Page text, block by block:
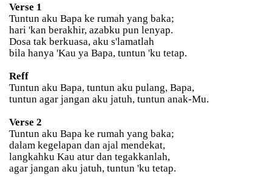
Verse 1
Tuntun aku Bapa ke rumah yang baka;
hari 'kan berakhir, azabku pun lenyap.
Dosa tak berkuasa, aku s'lamatlah
bila hanya 'Kau ya Bapa, tuntun 'ku tetap.
Reff
Tuntun aku Bapa, tuntun aku pulang, Bapa,
tuntun agar jangan aku jatuh, tuntun anak-Mu.
Verse 2
Tuntun aku Bapa ke rumah yang baka;
dalam kegelapan dan ajal mendekat,
langkahku Kau atur dan tegakkanlah,
agar jangan aku jatuh, tuntun 'ku tetap.